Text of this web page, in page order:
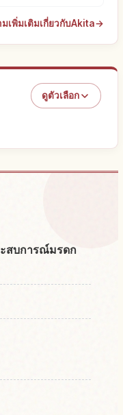
เพิ่มเติมเกี่ยวกับAkita→
ดูตัวเลือก
สบการณ์มรดก